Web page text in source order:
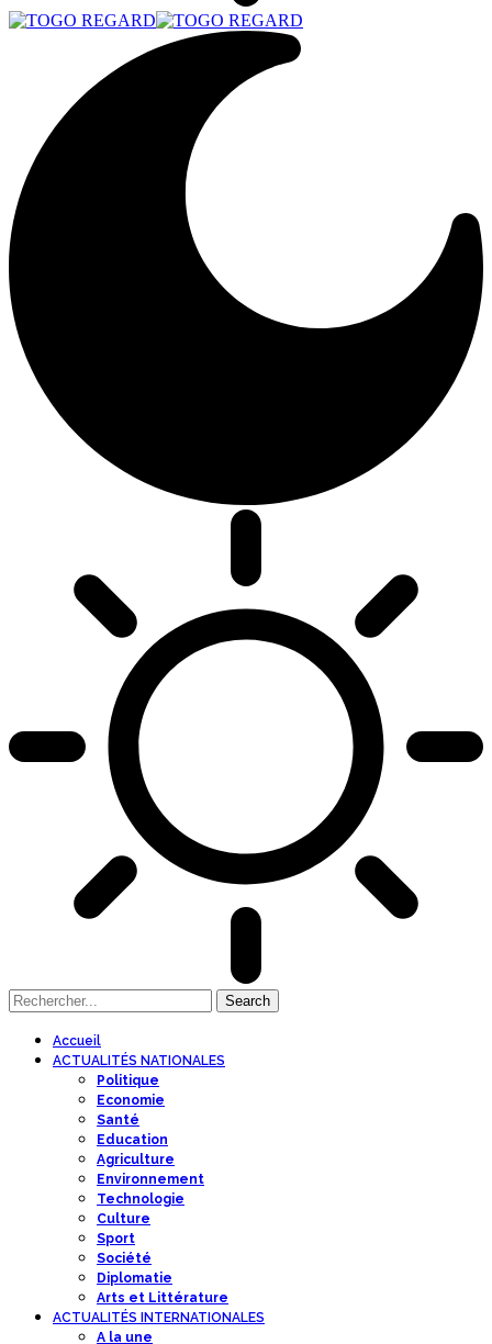
Accueil
ACTUALITÉS NATIONALES
Politique
Economie
Santé
Education
Agriculture
Environnement
Technologie
Culture
Sport
Société
Diplomatie
Arts et Littérature
ACTUALITÉS INTERNATIONALES
A la une